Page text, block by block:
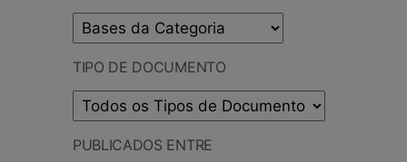
TIPO DE DOCUMENTO
PUBLICADOS ENTRE